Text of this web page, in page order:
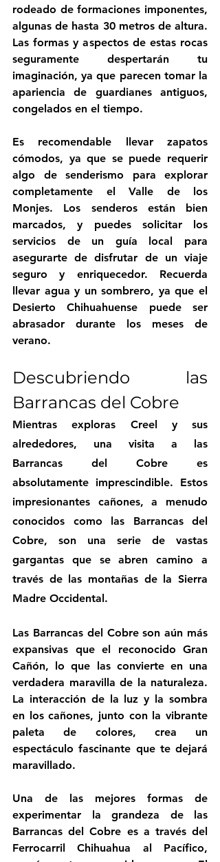
rodeado de formaciones imponentes,
algunas de hasta 30 metros de altura.
Las formas y aspectos de estas rocas
seguramente despertarán tu
imaginación, ya que parecen tomar la
apariencia de guardianes antiguos,
congelados en el tiempo.
Es recomendable llevar zapatos
cómodos, ya que se puede requerir
algo de senderismo para explorar
completamente el Valle de los
Monjes. Los senderos están bien
marcados, y puedes solicitar los
servicios de un guía local para
asegurarte de disfrutar de un viaje
seguro y enriquecedor. Recuerda
llevar agua y un sombrero, ya que el
Desierto Chihuahuense puede ser
abrasador durante los meses de
verano.
Descubriendo las
Barrancas del Cobre
Mientras exploras Creel y sus
alrededores, una visita a las
Barrancas del Cobre es
absolutamente imprescindible. Estos
impresionantes cañones, a menudo
conocidos como las Barrancas del
Cobre, son una serie de vastas
gargantas que se abren camino a
través de las montañas de la Sierra
Madre Occidental.
Las Barrancas del Cobre son aún más
expansivas que el reconocido Gran
Cañón, lo que las convierte en una
verdadera maravilla de la naturaleza.
La interacción de la luz y la sombra
en los cañones, junto con la vibrante
paleta de colores, crea un
espectáculo fascinante que te dejará
maravillado.
Una de las mejores formas de
experimentar la grandeza de las
Barrancas del Cobre es a través del
Ferrocarril Chihuahua al Pacífico,